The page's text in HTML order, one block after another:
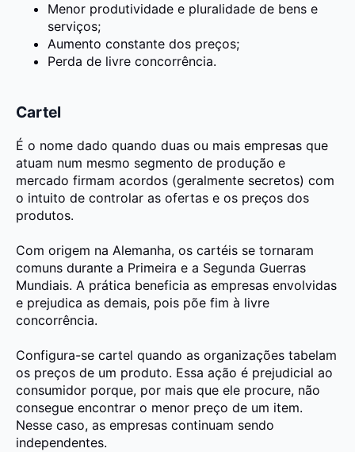
Menor produtividade e pluralidade de bens e
serviços;
Aumento constante dos preços;
Perda de livre concorrência.
Cartel
É o nome dado quando duas ou mais empresas que
atuam num mesmo segmento de produção e
mercado firmam acordos (geralmente secretos) com
o intuito de controlar as ofertas e os preços dos
produtos.
Com origem na Alemanha, os cartéis se tornaram
comuns durante a Primeira e a Segunda Guerras
Mundiais. A prática beneficia as empresas envolvidas
e prejudica as demais, pois põe fim à livre
concorrência.
Configura-se cartel quando as organizações tabelam
os preços de um produto. Essa ação é prejudicial ao
consumidor porque, por mais que ele procure, não
consegue encontrar o menor preço de um item.
Nesse caso, as empresas continuam sendo
independentes.